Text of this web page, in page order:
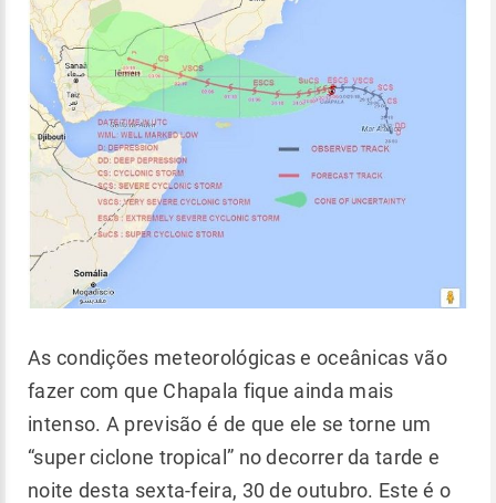
As condições meteorológicas e oceânicas vão
fazer com que Chapala fique ainda mais
intenso. A previsão é de que ele se torne um
“super ciclone tropical” no decorrer da tarde e
noite desta sexta-feira, 30 de outubro. Este é o